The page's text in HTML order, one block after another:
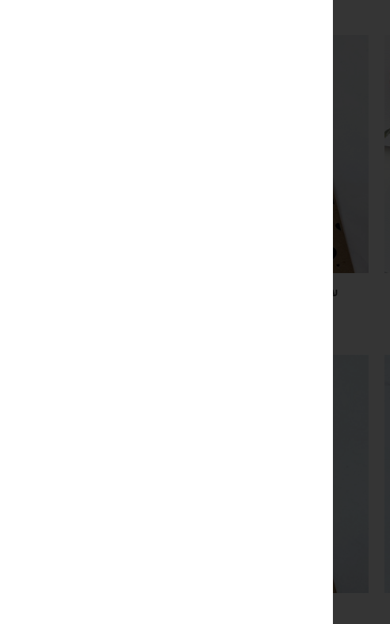
עט כתיבה שהוא גם למסך טאצ' על סימניית קראפט